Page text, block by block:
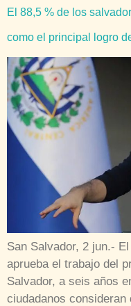
El 88,5 % de los
como el principal logro
San Salvador, 2 jun.-
aprueba el trabajo del
Salvador, a seis años
ciudadanos